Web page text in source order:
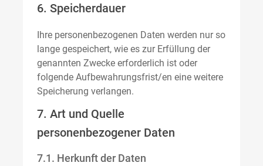
6. Speicherdauer
Ihre personenbezogenen Daten werden nur so
lange gespeichert, wie es zur Erfüllung der
genannten Zwecke erforderlich ist oder
folgende Aufbewahrungsfrist/en eine weitere
Speicherung verlangen.
7. Art und Quelle
personenbezogener Daten
7.1. Herkunft der Daten